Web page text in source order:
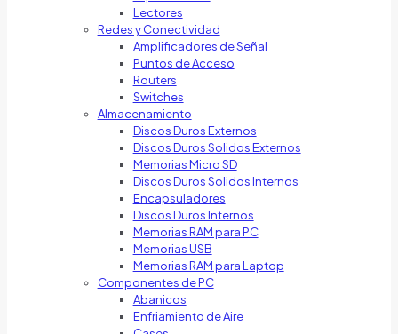
Lectores
Redes y Conectividad
Amplificadores de Señal
Puntos de Acceso
Routers
Switches
Almacenamiento
Discos Duros Externos
Discos Duros Solidos Externos
Memorias Micro SD
Discos Duros Solidos Internos
Encapsuladores
Discos Duros Internos
Memorias RAM para PC
Memorias USB
Memorias RAM para Laptop
Componentes de PC
Abanicos
Enfriamiento de Aire